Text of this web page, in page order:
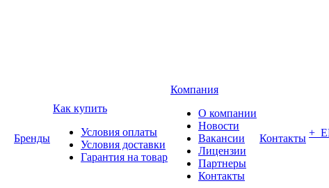
Бренды
Как купить
Условия оплаты
Условия доставки
Гарантия на товар
Компания
О компании
Новости
Вакансии
Лицензии
Партнеры
Контакты
Контакты +